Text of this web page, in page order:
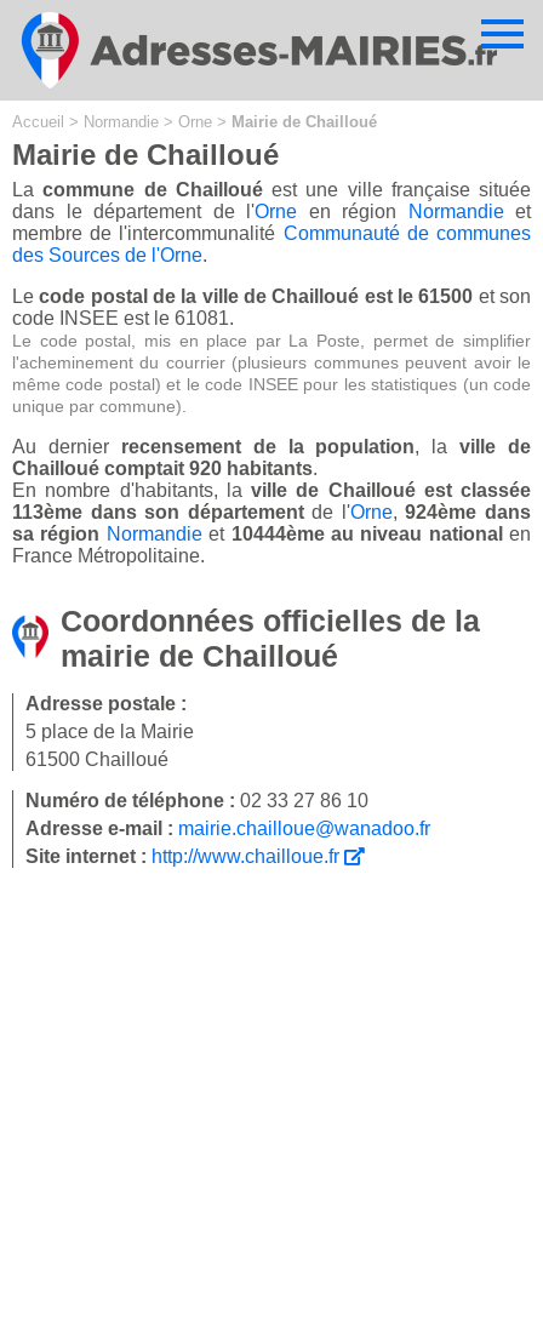
Accueil > Normandie > Orne > Mairie de Chailloué
Mairie de Chailloué
Lacommune de Chaillouéest une ville française située
dans le département de l'Orne en région Normandieet
membre de l'intercommunalité Communauté de communes
des Sources de l'Orne.
Lecode postal de la ville de Chailloué est le 61500 et son
code INSEE est le 61081.
Le code postal, mis en place par La Poste, permet de simplifier
l'acheminement du courrier (plusieurs communes peuvent avoir le
même code postal) et le code INSEE pour les statistiques (un code
unique par commune).
Au dernier recensement de la population, laville de
Chailloué comptait 920 habitants.
En nombre d'habitants, la ville de Chailloué est classée
113ème dans son départementde l'Orne,924ème dans
sa région Normandieet 10444ème au niveau national en
France Métropolitaine.
Coordonnées officielles de la
mairie de Chailloué
Adresse postale :
5 place de la Mairie
61500 Chailloué
Numéro de téléphone : 02 33 27 86 10
Adresse e-mail : mairie.chailloue@wanadoo.fr
Site internet : http://www.chailloue.fr
Cookies management panel